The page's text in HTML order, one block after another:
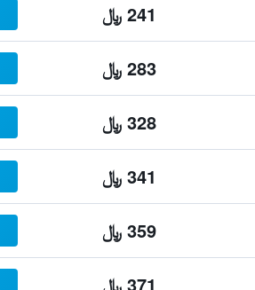
241 ﷼
283 ﷼
328 ﷼
341 ﷼
359 ﷼
371 ﷼